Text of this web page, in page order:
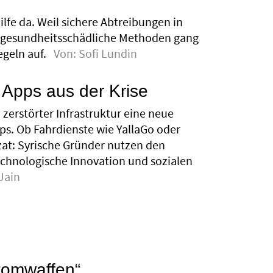
da. Weil sichere Abtreibungen in
Methoden gang
auf. Von: Sofi Lundin
aus der Krise
Infrastruktur eine neue
Ob Fahrdienste wie YallaGo oder
Syrische Gründer nutzen den
Innovation und sozialen